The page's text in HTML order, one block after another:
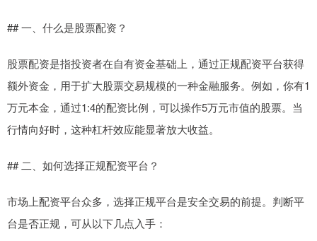
## 一、什么是股票配资？
股票配资是指投资者在自有资金基础上，通过正规配资平台获得
额外资金，用于扩大股票交易规模的一种金融服务。例如，你有1
万元本金，通过1:4的配资比例，可以操作5万元市值的股票。当
行情向好时，这种杠杆效应能显著放大收益。
## 二、如何选择正规配资平台？
市场上配资平台众多，选择正规平台是安全交易的前提。判断平
台是否正规，可从以下几点入手：